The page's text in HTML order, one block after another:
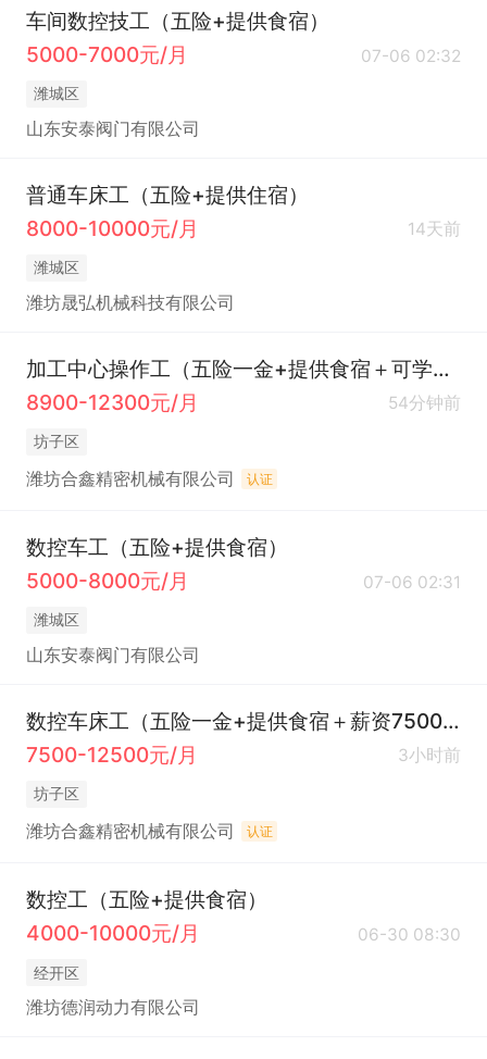
车间数控技工（五险+提供食宿）
5000-7000元/月
07-06 02:32
潍城区
山东安泰阀门有限公司
普通车床工（五险+提供住宿）
8000-10000元/月
14天前
潍城区
潍坊晟弘机械科技有限公司
加工中心操作工（五险一金+提供食宿＋可学徒+1W+）
8900-12300元/月
54分钟前
坊子区
潍坊合鑫精密机械有限公司 认证
数控车工（五险+提供食宿）
5000-8000元/月
07-06 02:31
潍城区
山东安泰阀门有限公司
数控车床工（五险一金+提供食宿＋薪资7500起）
7500-12500元/月
3小时前
坊子区
潍坊合鑫精密机械有限公司 认证
数控工（五险+提供食宿）
4000-10000元/月
06-30 08:30
经开区
潍坊德润动力有限公司